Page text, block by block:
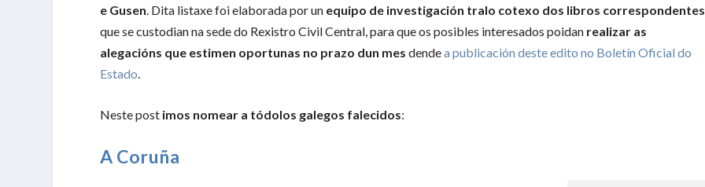
e Gusen . Dita listaxe foi elaborada por un equipo de investigación tralo cotexo dos libros correspondentes
que se custodian na sede do Rexistro Civil Central, para que os posibles interesados poidan realizar as
alegacións que estimen oportunas no prazo dun mes dendea publicación deste edito no Boletín Oficial do
Estado
Neste post imos nomear a tódolos galegos falecidos:
A Coruña